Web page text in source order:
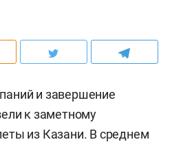
и завершение
к заметному
из Казани. В среднем